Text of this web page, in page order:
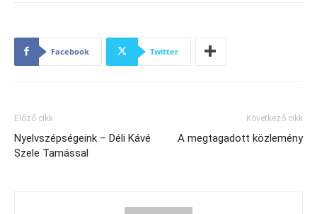
Facebook Twitter
Előző cikk
Nyelvszépségeink – Déli Kávé
Szele Tamással
Következő cikk
A megtagadott közlemény